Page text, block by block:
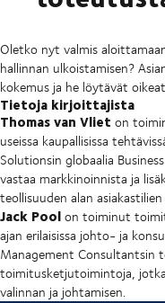
Oletko nyt valmis
hallinnan ulkoistamisen?
kokemus ja he löytävät
Tietoja kirjoittajista
Thomas van Vliet on
useissa kaupallisissa
Solutionsin globaalia
vastaa markkinoinnista ja
teollisuuden alan
Jack Poolon toiminut
ajan erilaisissa johto- ja
Management Consultantsin
toimitusketjutoimintoja,
valinnan ja johtamisen.